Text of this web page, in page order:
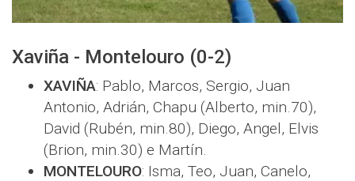
Xaviña - Montelouro (0-2)
XAVIÑA: Pablo, Marcos, Sergio, Juan
Antonio, Adrián, Chapu (Alberto, min.70),
David (Rubén, min.80), Diego, Angel, Elvis
(Brion, min.30) e Martín.
MONTELOURO: Isma, Teo, Juan, Canelo,